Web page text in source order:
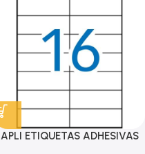
APLI ETIQUETAS ADHESIVAS